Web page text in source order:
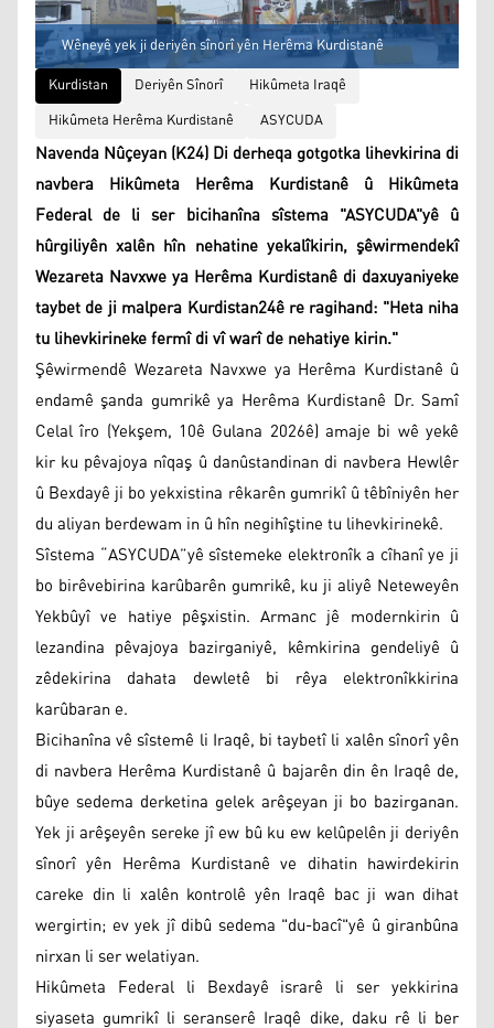
Wêneyê yek ji deriyên sînorî yên Herêma Kurdistanê
Kurdistan
Deriyên Sînorî
Hikûmeta Iraqê
Hikûmeta Herêma Kurdistanê
ASYCUDA
Navenda Nûçeyan (K24) Di derheqa gotgotka lihevkirina di
navbera Hikûmeta Herêma Kurdistanê û Hikûmeta
Federal de li ser bicihanîna sîstema "ASYCUDA"yê û
hûrgiliyên xalên hîn nehatine yekalîkirin, şêwirmendekî
Wezareta Navxwe ya Herêma Kurdistanê di daxuyaniyeke
taybet de ji malpera Kurdistan24ê re ragihand: "Heta niha
tu lihevkirineke fermî di vî warî de nehatiye kirin."
Şêwirmendê Wezareta Navxwe ya Herêma Kurdistanê û
endamê şanda gumrikê ya Herêma Kurdistanê Dr. Samî
Celal îro (Yekşem, 10ê Gulana 2026ê) amaje bi wê yekê
kir ku pêvajoya nîqaş û danûstandinan di navbera Hewlêr
û Bexdayê ji bo yekxistina rêkarên gumrikî û têbîniyên her
du aliyan berdewam in û hîn negihîştine tu lihevkirinekê.
Sîstema “ASYCUDA”yê sîstemeke elektronîk a cîhanî ye ji
bo birêvebirina karûbarên gumrikê, ku ji aliyê Neteweyên
Yekbûyî ve hatiye pêşxistin. Armanc jê modernkirin û
lezandina pêvajoya bazirganiyê, kêmkirina gendeliyê û
zêdekirina dahata dewletê bi rêya elektronîkkirina
karûbaran e.
Bicihanîna vê sîstemê li Iraqê, bi taybetî li xalên sînorî yên
di navbera Herêma Kurdistanê û bajarên din ên Iraqê de,
bûye sedema derketina gelek arêşeyan ji bo bazirganan.
Yek ji arêşeyên sereke jî ew bû ku ew kelûpelên ji deriyên
sînorî yên Herêma Kurdistanê ve dihatin hawirdekirin
careke din li xalên kontrolê yên Iraqê bac ji wan dihat
wergirtin; ev yek jî dibû sedema "du-bacî"yê û giranbûna
nirxan li ser welatiyan.
Hikûmeta Federal li Bexdayê israrê li ser yekkirina
siyaseta gumrikî li seranserê Iraqê dike, daku rê li ber